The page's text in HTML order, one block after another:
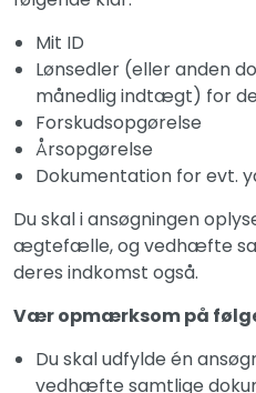
Mit ID
Lønsedler (eller anden
månedlig indtægt) for
Forskudsopgørelse
Årsopgørelse
Dokumentation for evt.
Du skal i ansøgningen
ægtefælle, og vedhæfte
deres indkomst også.
Vær opmærksom på
Du skal udfylde én
vedhæfte samtlige